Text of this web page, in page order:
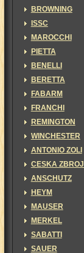
BROWNING
ISSC
MAROCCHI
PIETTA
BENELLI
BERETTA
FABARM
FRANCHI
REMINGTON
WINCHESTER
ANTONIO ZOLI
CESKA
ANSCHUTZ
HEYM
MAUSER
MERKEL
SABATTI
SAUER